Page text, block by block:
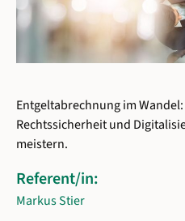
Entgeltabrechnung im
Rechtssicherheit und
meistern.
Referent/in:
Markus Stier